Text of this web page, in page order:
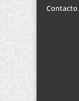
Contacto